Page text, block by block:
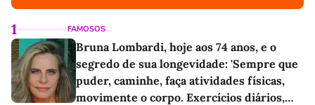
1 FAMOSOS
Bruna Lombardi, hoje aos 74 anos, e o
segredo de sua longevidade: 'Sempre que
puder, caminhe, faça atividades físicas,
movimente o corpo. Exercícios diários,